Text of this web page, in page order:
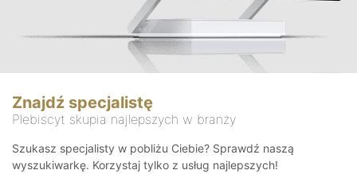
Znajdź specjalistę
Plebiscyt skupia najlepszych w branży
Szukasz specjalisty w pobliżu Ciebie? Sprawdź naszą
wyszukiwarkę. Korzystaj tylko z usług najlepszych!